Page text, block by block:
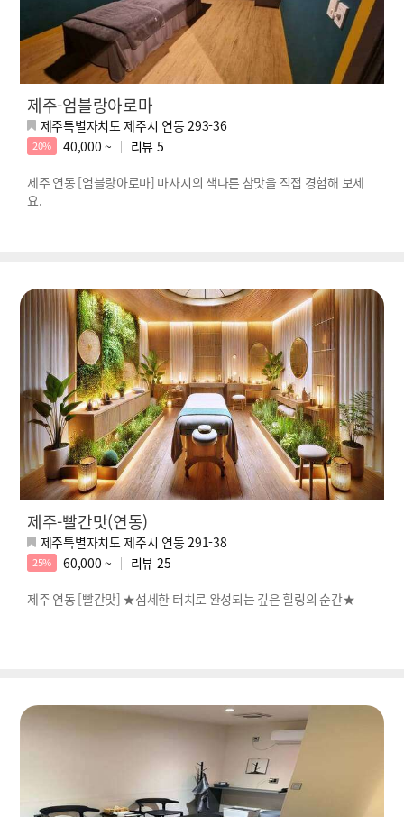
제주-엄블랑아로마
제주특별자치도 제주시 연동 293-36
20% 40,000 ~ 리뷰 5
제주 연동 [엄블랑아로마] 마사지의 색다른 참맛을 직접 경험해 보세
요.
제주-빨간맛(연동)
제주특별자치도 제주시 연동 291-38
25% 60,000 ~ 리뷰 25
제주 연동 [빨간맛] ★섬세한 터치로 완성되는 깊은 힐링의 순간★